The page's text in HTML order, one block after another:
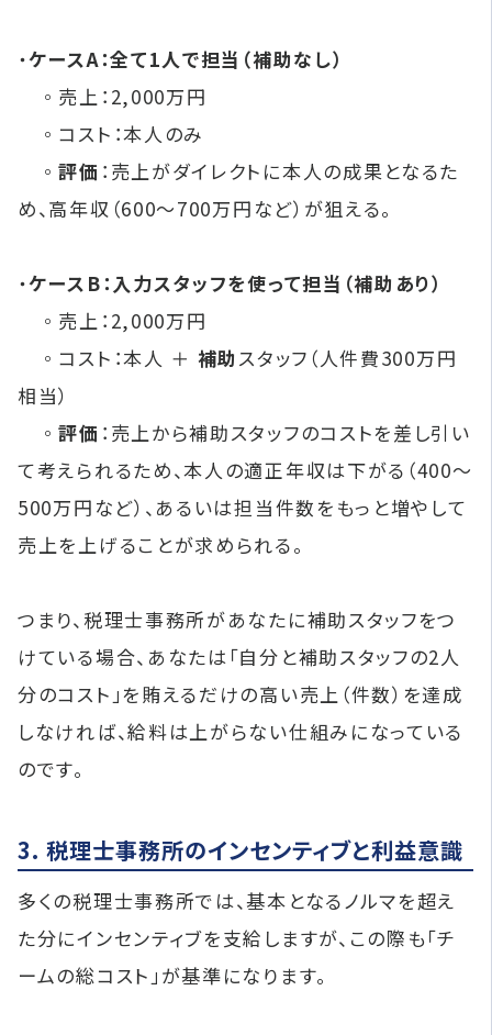
・ケースA：全て1人で担当（補助なし）
◦売上：2,000万円
◦コスト：本人のみ
◦評価 ：売上がダイレクトに本人の成果となるた
め、高年収（600〜700万円など）が狙える。
・ケースB：入力スタッフを使って担当（補助あり）
◦売上：2,000万円
◦コスト：本人 ＋ 補助 スタッフ（人件費300万円
相当）
◦評価 ：売上から補助スタッフのコストを差し引い
て考えられるため、本人の適正年収は下がる（400〜
500万円など）、あるいは担当件数をもっと増やして
売上を上げることが求められる。
つまり、税理士事務所があなたに補助スタッフをつ
けている場合、あなたは「自分と補助スタッフの2人
分のコスト」を賄えるだけの高い売上（件数）を達成
しなければ、給料は上がらない仕組みになっている
のです。
3. 税理士事務所のインセンティブと利益意識
多くの税理士事務所では、基本となるノルマを超え
た分にインセンティブを支給しますが、この際も「チ
ームの総コスト」が基準になります。